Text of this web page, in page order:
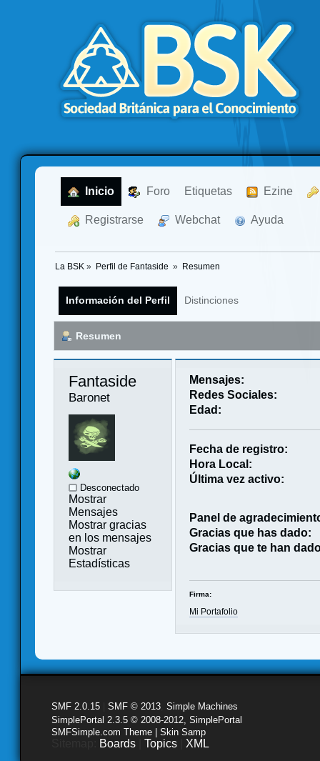
Inicio Foro Etiquetas Ezine
Registrarse Webchat Ayuda
La BSK » Perfil de Fantaside » Resumen
Información del Perfil Distinciones
Resumen
Fantaside
Baronet
Desconectado
Mostrar
Mensajes
Mostrar gracias
en los mensajes
Mostrar
Estadísticas
Mensajes:
Redes Sociales:
Edad:
Fecha de registro:
Hora Local:
Última vez activo:
Panel de
Gracias que has dado:
Gracias que te han
Firma:
Mi Portafolio
SMF 2.0.15 SMF © 2013 Simple Machines
SimplePortal 2.3.5 © 2008-2012, SimplePortal
SMFSimple.com Theme | Skin Samp
Boards Topics XML